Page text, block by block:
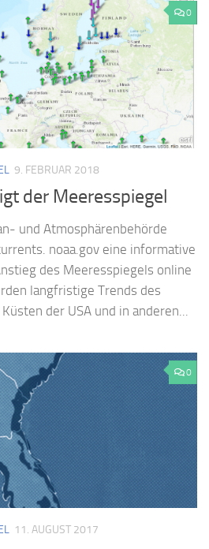
0
9. FEBRUAR 2018
der Meeresspiegel
und Atmosphärenbehörde
noaa.gov eine informative
des Meeresspiegels online
langfristige Trends des
der USA und in anderen...
0
11. AUGUST 2017